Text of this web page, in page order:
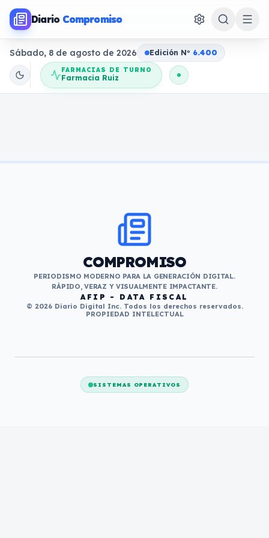
Diario Compromiso
Sábado, 8 de agosto de 2026 Edición No 6.400
FARMACIAS DE TURNO
Farmacia Ruiz
COMPROMISO
PERIODISMO MODERNO PARA LA GENERACIÓN DIGITAL.
RÁPIDO, VERAZ Y VISUALMENTE IMPACTANTE.
AFIP - DATA FISCAL
© 2026 Diario Digital Inc. Todos los derechos reservados.
PROPIEDAD INTELECTUAL
SISTEMAS OPERATIVOS